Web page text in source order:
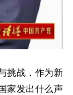
战，作为新
家发出什么声